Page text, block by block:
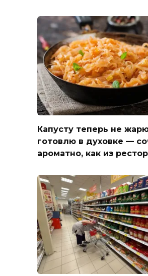
Капусту теперь не
готовлю в духовке —
ароматно, как из